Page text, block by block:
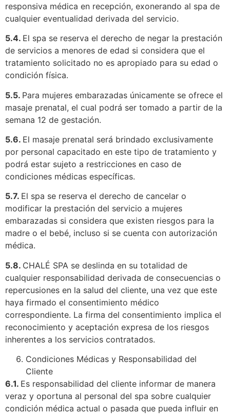
responsiva médica en recepción, exonerando al spa de
cualquier eventualidad derivada del servicio.
5.4. El spa se reserva el derecho de negar la prestación
de servicios a menores de edad si considera que el
tratamiento solicitado no es apropiado para su edad o
condición física.
5.5. Para mujeres embarazadas únicamente se ofrece el
masaje prenatal, el cual podrá ser tomado a partir de la
semana 12 de gestación.
5.6. El masaje prenatal será brindado exclusivamente
por personal capacitado en este tipo de tratamiento y
podrá estar sujeto a restricciones en caso de
condiciones médicas específicas.
5.7. El spa se reserva el derecho de cancelar o
modificar la prestación del servicio a mujeres
embarazadas si considera que existen riesgos para la
madre o el bebé, incluso si se cuenta con autorización
médica.
5.8. CHALÉ SPA se deslinda en su totalidad de
cualquier responsabilidad derivada de consecuencias o
repercusiones en la salud del cliente, una vez que este
haya firmado el consentimiento médico
correspondiente. La firma del consentimiento implica el
reconocimiento y aceptación expresa de los riesgos
inherentes a los servicios contratados.
Condiciones Médicas y Responsabilidad del
Cliente
6.1. Es responsabilidad del cliente informar de manera
veraz y oportuna al personal del spa sobre cualquier
condición médica actual o pasada que pueda influir en